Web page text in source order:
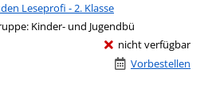
Leseprofi - 2. Klasse
Kinder- und Jugendbü
nicht verfügbar
Vorbestellen